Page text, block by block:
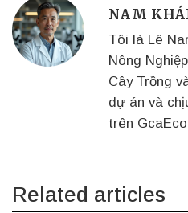
NAM
Tôi là Lê
Nông
Cây Trồng
dự án và
trên GcaEco
Related articles